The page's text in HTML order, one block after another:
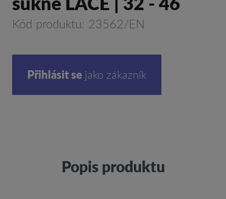
Kód produktu: 23562/EN
Přihlásit se jako zákazník
Popis produktu